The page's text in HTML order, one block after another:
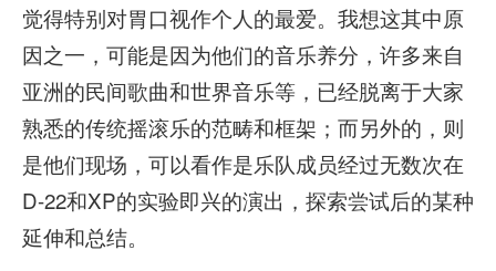
觉得特别对胃口视作个人的最爱。我想这其中原
因之一，可能是因为他们的音乐养分，许多来自
亚洲的民间歌曲和世界音乐等，已经脱离于大家
熟悉的传统摇滚乐的范畴和框架；而另外的，则
是他们现场，可以看作是乐队成员经过无数次在
D-22和XP的实验即兴的演出，探索尝试后的某种
延伸和总结。